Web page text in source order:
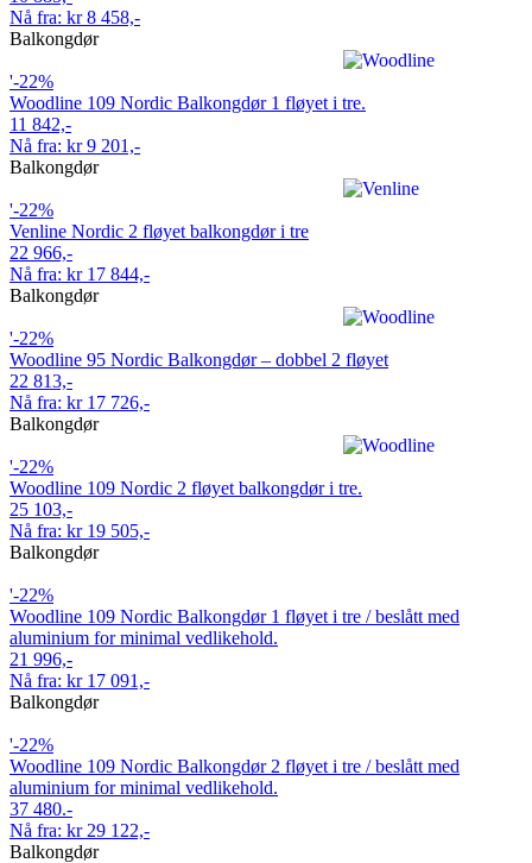
Nå fra: kr 8 458,-
Balkongdør
'-22%
Woodline 109 Nordic Balkongdør 1 fløyet i tre.
11 842,-
Nå fra: kr 9 201,-
Balkongdør
'-22%
Venline Nordic 2 fløyet balkongdør i tre
22 966,-
Nå fra: kr 17 844,-
Balkongdør
'-22%
Woodline 95 Nordic Balkongdør – dobbel 2 fløyet
22 813,-
Nå fra: kr 17 726,-
Balkongdør
'-22%
Woodline 109 Nordic 2 fløyet balkongdør i tre.
25 103,-
Nå fra: kr 19 505,-
Balkongdør
'-22%
Woodline 109 Nordic Balkongdør 1 fløyet i tre / beslått med
aluminium for minimal vedlikehold.
21 996,-
Nå fra: kr 17 091,-
Balkongdør
'-22%
Woodline 109 Nordic Balkongdør 2 fløyet i tre / beslått med
aluminium for minimal vedlikehold.
37 480.-
Nå fra: kr 29 122,-
Balkongdør